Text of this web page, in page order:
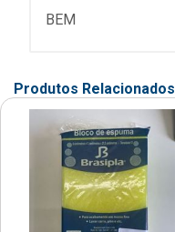
BEM
Produtos Relacionados